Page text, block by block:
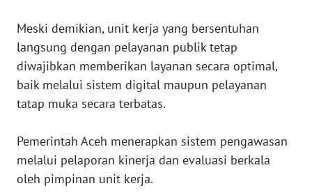
‎Meski demikian, unit kerja yang bersentuhan
langsung dengan pelayanan publik tetap
diwajibkan memberikan layanan secara optimal,
baik melalui sistem digital maupun pelayanan
tatap muka secara terbatas.
‎Pemerintah Aceh menerapkan sistem pengawasan
melalui pelaporan kinerja dan evaluasi berkala
oleh pimpinan unit kerja.
WN
RIAU
JAMBI
WN